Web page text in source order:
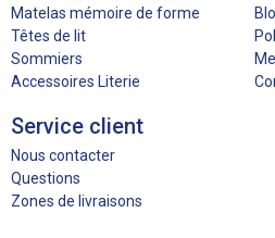
Matelas mémoire de forme
Têtes de lit
Sommiers
Accessoires Literie
Service client
Nous contacter
Questions
Zones de livraisons